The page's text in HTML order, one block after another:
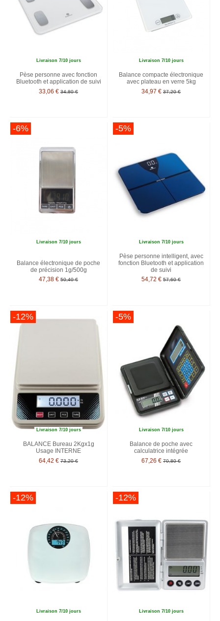
Livraison 7/10 jours
Pèse personne avec fonction
Bluetooth et application de suivi
33,06 € 34,80 €
Livraison 7/10 jours
Balance compacte électronique
avec plateau en verre 5kg
34,97 € 37,20 €
-6%
Livraison 7/10 jours
Balance électronique de poche
de précision 1g/500g
47,38 € 50,40 €
-5%
Livraison 7/10 jours
Pèse personne intelligent, avec
fonction Bluetooth et application
de suivi
54,72 € 57,60 €
-12%
Livraison 7/10 jours
BALANCE Bureau 2Kgx1g
Usage INTERNE
64,42 € 73,20 €
-5%
Livraison 7/10 jours
Balance de poche avec
calculatrice intégrée
67,26 € 70,80 €
-12%
Livraison 7/10 jours
-12%
Livraison 7/10 jours